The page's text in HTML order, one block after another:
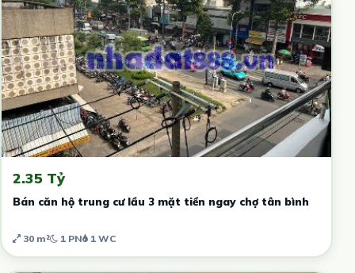
2.35 Tỷ
Bán căn hộ trung cư lầu 3 mặt tiền ngay chợ tân bình
30 m² 1 PN 1 WC